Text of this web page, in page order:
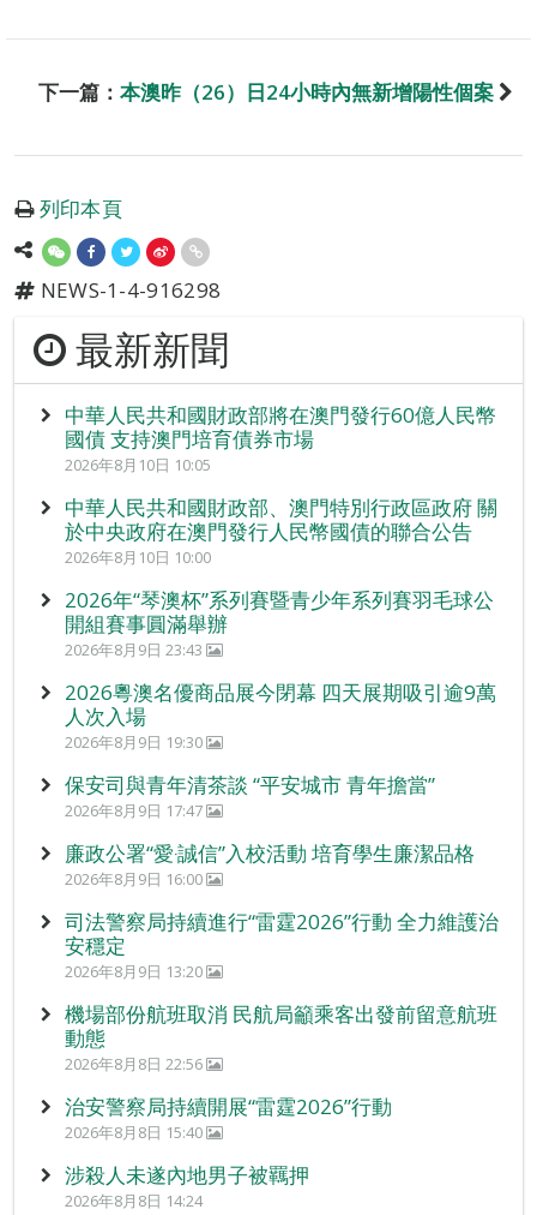
下一篇： 本澳昨（26）日24小時內無新增陽性個案
列印本頁
NEWS-1-4-916298
最新新聞
中華人民共和國財政部將在澳門發行60億人民幣
國債 支持澳門培育債券市場
2026年8月10日 10:05
中華人民共和國財政部、澳門特別行政區政府 關
於中央政府在澳門發行人民幣國債的聯合公告
2026年8月10日 10:00
2026年“琴澳杯”系列賽暨青少年系列賽羽毛球公
開組賽事圓滿舉辦
2026年8月9日 23:43
2026粵澳名優商品展今閉幕 四天展期吸引逾9萬
人次入場
2026年8月9日 19:30
保安司與青年清茶談 “平安城市 青年擔當”
2026年8月9日 17:47
廉政公署“愛‧誠信”入校活動 培育學生廉潔品格
2026年8月9日 16:00
司法警察局持續進行“雷霆2026”行動 全力維護治
安穩定
2026年8月9日 13:20
機場部份航班取消 民航局籲乘客出發前留意航班
動態
2026年8月8日 22:56
治安警察局持續開展“雷霆2026”行動
2026年8月8日 15:40
涉殺人未遂內地男子被羈押
2026年8月8日 14:24